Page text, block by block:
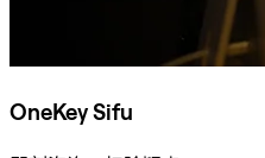
OneKey Sifu